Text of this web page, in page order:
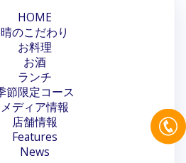
HOME
晴のこだわり
お料理
お酒
ランチ
節限定コース
メディア情報
店舗情報
Features
News